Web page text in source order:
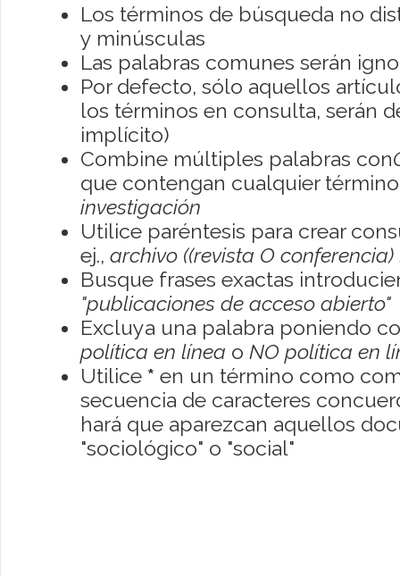
Los términos de búsqueda no
y minúsculas
Las palabras comunes serán
Por defecto, sólo aquellos
los términos en consulta, serán
implícito)
Combine múltiples palabras con
que contengan cualquier
investigación
Utilice paréntesis para crear
ej., archivo ((revista O conferencia)
Busque frases exactas
"publicaciones de acceso abierto"
Excluya una palabra poniendo
política en línea o NO política en
Utilice * en un término como
secuencia de caracteres
hará que aparezcan aquellos
"sociológico" o "social"